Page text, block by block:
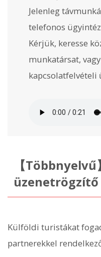
Jelenleg
telefonos
Kérjük, keresse
munkatársat,
kapcsolatfelvételi
【
Külföldi turistákat
partnerekkel